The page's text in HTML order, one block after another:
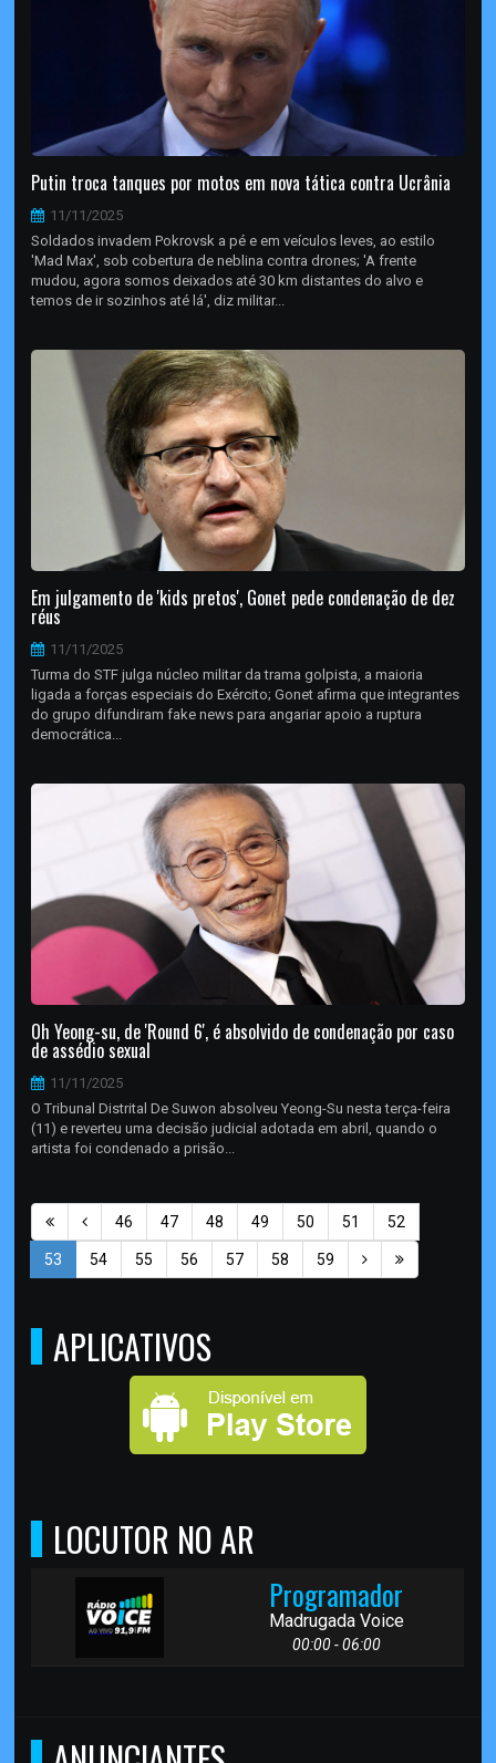
Putin troca tanques por motos em nova tática contra Ucrânia
11/11/2025
Soldados invadem Pokrovsk a pé e em veículos leves, ao estilo
'Mad Max', sob cobertura de neblina contra drones; 'A frente
mudou, agora somos deixados até 30 km distantes do alvo e
temos de ir sozinhos até lá', diz militar...
Em julgamento de 'kids pretos', Gonet pede condenação de dez
réus
11/11/2025
Turma do STF julga núcleo militar da trama golpista, a maioria
ligada a forças especiais do Exército; Gonet afirma que integrantes
do grupo difundiram fake news para angariar apoio a ruptura
democrática...
Oh Yeong-su, de 'Round 6', é absolvido de condenação por caso
de assédio sexual
11/11/2025
O Tribunal Distrital De Suwon absolveu Yeong-Su nesta terça-feira
(11) e reverteu uma decisão judicial adotada em abril, quando o
artista foi condenado a prisão...
46 47 48 49 50 51 52
53 54 55 56 57 58 59
APLICATIVOS
LOCUTOR NO AR
Programador
Madrugada Voice
00:00 - 06:00